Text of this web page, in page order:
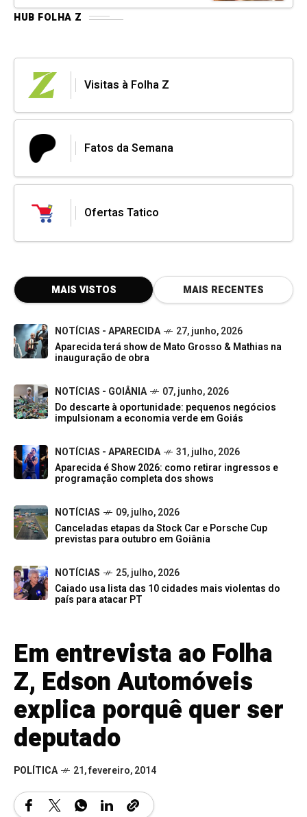
HUB FOLHA Z
Visitas à Folha Z
Fatos da Semana
Ofertas Tatico
MAIS VISTOS MAIS RECENTES
NOTÍCIAS - APARECIDA
27, junho, 2026
Aparecida terá show de Mato Grosso & Mathias na
inauguração de obra
NOTÍCIAS - GOIÂNIA
07, junho, 2026
Do descarte à oportunidade: pequenos negócios
impulsionam a economia verde em Goiás
NOTÍCIAS - APARECIDA
31, julho, 2026
Aparecida é Show 2026: como retirar ingressos e
programação completa dos shows
NOTÍCIAS
09, julho, 2026
Canceladas etapas da Stock Car e Porsche Cup
previstas para outubro em Goiânia
NOTÍCIAS
25, julho, 2026
Caiado usa lista das 10 cidades mais violentas do
país para atacar PT
Em entrevista ao Folha
Z, Edson Automóveis
explica porquê quer ser
deputado
POLÍTICA 21, fevereiro, 2014